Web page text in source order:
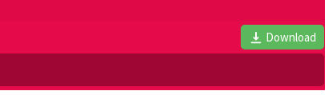
Download